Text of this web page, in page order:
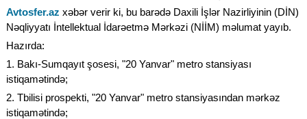
Avtosfer.az xəbər verir ki, bu barədə Daxili İşlər Nazirliyinin (DİN)
Nəqliyyatı İntellektual İdarəetmə Mərkəzi (NİİM) məlumat yayıb.
Hazırda:
1. Bakı-Sumqayıt şosesi, "20 Yanvar" metro stansiyası
istiqamətində;
2. Tbilisi prospekti, "20 Yanvar" metro stansiyasından mərkəz
istiqamətində;